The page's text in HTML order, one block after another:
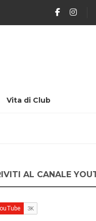
Vita di Club
AL CANALE